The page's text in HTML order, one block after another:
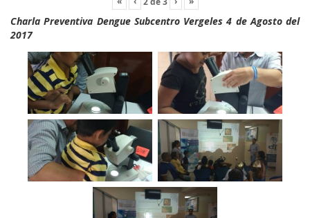
Charla Preventiva Dengue Subcentro Vergeles 4 de Agosto del
2017